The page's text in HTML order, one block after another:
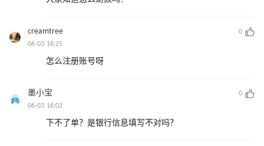
creamtree
0
06-03 16:25
怎么注册账号呀
墨小宝
0
06-03 16:02
下不了单？是银行信息填写不对吗？